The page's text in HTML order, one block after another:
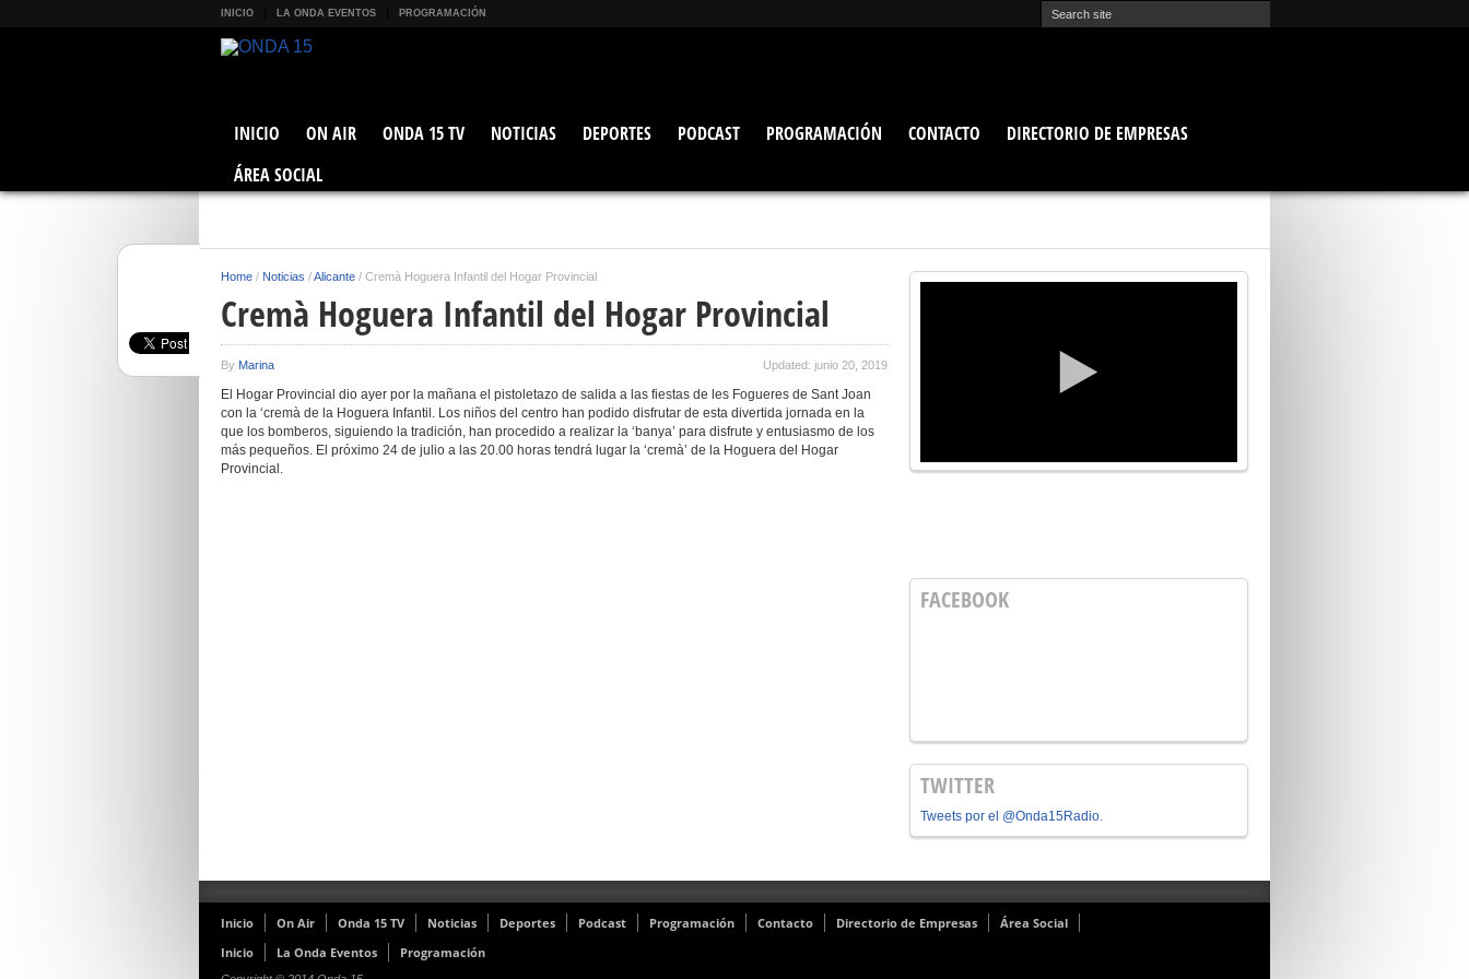
INICIO LA ONDA EVENTOS PROGRAMACIÓN
INICIO ON AIR ONDA 15 TV NOTICIAS DEPORTES PODCAST PROGRAMACIÓN CONTACTO
DIRECTORIO DE EMPRESAS
ÁREA SOCIAL
Home / Noticias /Alicante / Cremà Hoguera Infantil del Hogar Provincial
Cremà Hoguera Infantil del Hogar Provincial
By Marina Updated: junio 20, 2019
El Hogar Provincial dio ayer por la mañana el pistoletazo de salida a las fiestas de les Fogueres de Sant Joan
con la ‘cremà de la Hoguera Infantil. Los niños del centro han podido disfrutar de esta divertida jornada en la
que los bomberos, siguiendo la tradición, han procedido a realizar la ‘banya’ para disfrute y entusiasmo de los
más pequeños. El próximo 24 de julio a las 20.00 horas tendrá lugar la ‘cremà’ de la Hoguera del Hogar
Provincial.
FACEBOOK
TWITTER
Tweets por el @Onda15Radio.
Inicio On Air Onda 15 TV Noticias Deportes Podcast Programación Contacto Directorio de Empresas
Área Social
Inicio
La Onda Eventos Programación